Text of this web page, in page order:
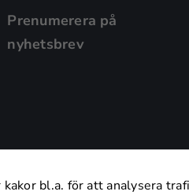
Prenumerera på
nyhetsbrev
bl.a. för att analysera